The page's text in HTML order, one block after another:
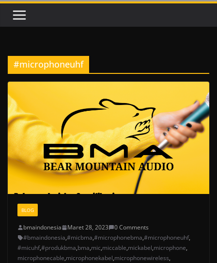
#microphoneuhf
BLOG
bmaindonesia Maret 28, 2023
0 Comments
#bmaindonesia,#micbma,#microphonebma,#microphoneuhf,
#micuhf,#produkbma,bma,mic,miccable,mickabel,microphone,
microphonecable,microphonekabel,microphonewireless,